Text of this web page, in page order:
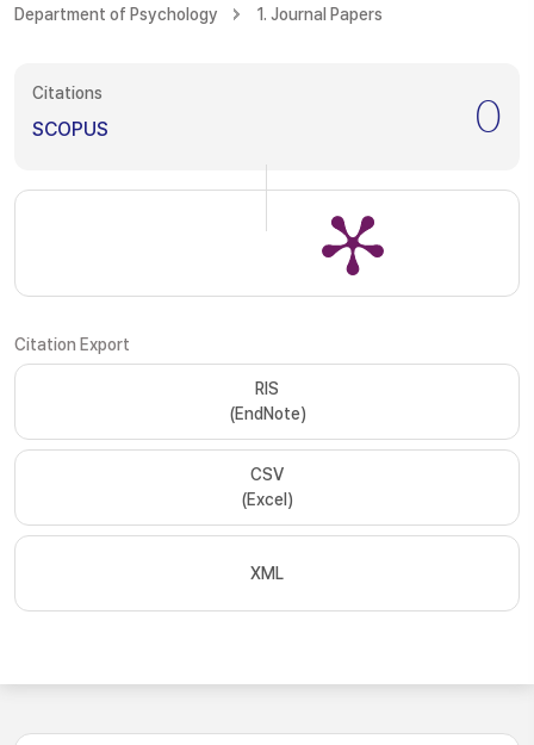
Department of Psychology
1. Journal Papers
Citations
SCOPUS 0
Citation Export
RIS
(EndNote)
CSV
(Excel)
XML